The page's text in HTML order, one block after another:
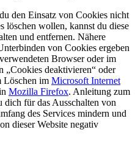
den Einsatz von Cookies nicht
löschen wollen, kannst du diese
und entfernen. Nähere
von Cookies ergeben
Browser oder im
„Cookies deaktivieren“ oder
Löschen im Microsoft Internet
Mozilla Firefox. Anleitung zum
dich für das Ausschalten von
des Services mindern und
dieser Website negativ